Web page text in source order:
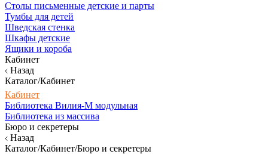
Столы письменные детские и парты
Тумбы для детей
Шведская стенка
Шкафы детские
Ящики и короба
Кабинет
Назад
Каталог/Кабинет
Кабинет
Библиотека Вилия-М модульная
Библиотека из массива
Бюро и секретеры
Назад
Каталог/Кабинет/Бюро и секретеры